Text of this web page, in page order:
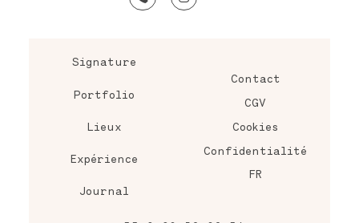
Signature
Portfolio
Lieux
Expérience
Journal
Contact
CGV
Cookies
Confidentialité
FR